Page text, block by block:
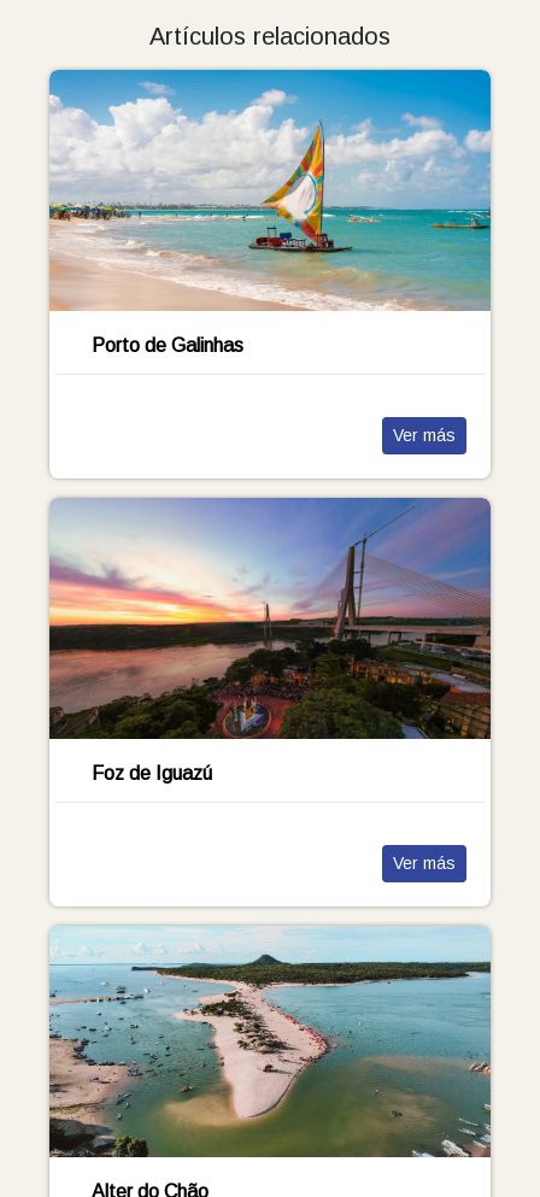
Artículos relacionados
Porto de Galinhas
Ver más
Foz de Iguazú
Ver más
Alter do Chão